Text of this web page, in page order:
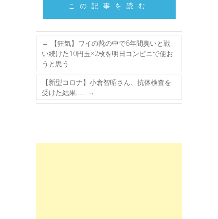
この記事を読む
←
【狂気】ワイの靴の中で6年間臭いと戦
い続けた10円玉×2枚を明日コンビニで使お
うと思う
【新型コロナ】小倉智昭さん、抗体検査を
受けた結果…… →